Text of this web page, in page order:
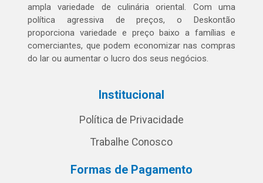
ampla variedade de culinária oriental. Com uma
política agressiva de preços, o Deskontão
proporciona variedade e preço baixo a famílias e
comerciantes, que podem economizar nas compras
do lar ou aumentar o lucro dos seus negócios.
Institucional
Política de Privacidade
Trabalhe Conosco
Formas de Pagamento